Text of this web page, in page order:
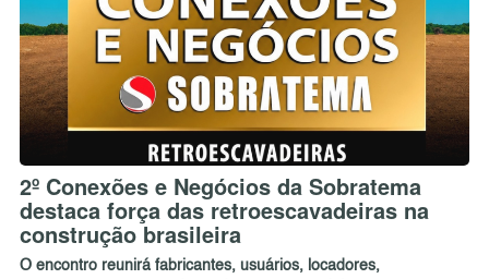
2º Conexões e Negócios da Sobratema
destaca força das retroescavadeiras na
construção brasileira
O encontro reunirá fabricantes, usuários, locadores,